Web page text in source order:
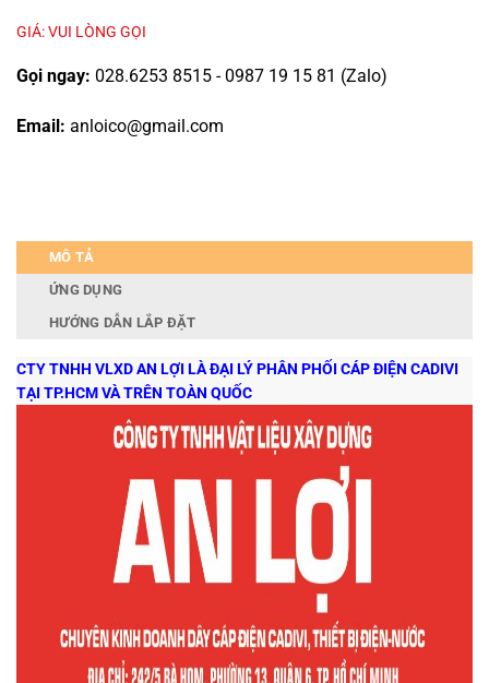
GIÁ: VUI LÒNG GỌI
Gọi ngay: 028.6253 8515 - 0987 19 15 81 (Zalo)
Email: anloico@gmail.com
MÔ TẢ
ỨNG DỤNG
HƯỚNG DẪN LẮP ĐẶT
CTY TNHH VLXD AN LỢI LÀ ĐẠI LÝ PHÂN PHỐI CÁP ĐIỆN CADIVI
TẠI TP.HCM VÀ TRÊN TOÀN QUỐC